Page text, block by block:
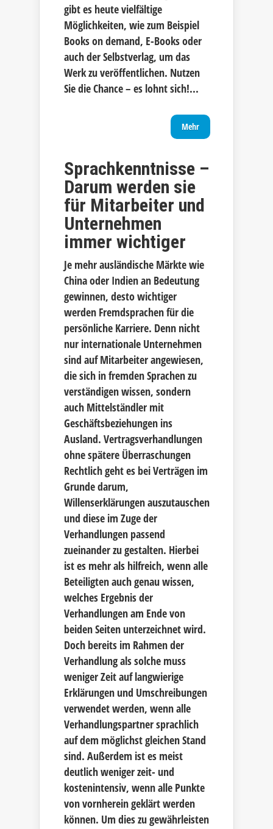
gibt es heute vielfältige
Möglichkeiten, wie zum Beispiel
Books on demand, E-Books oder
auch der Selbstverlag, um das
Werk zu veröffentlichen. Nutzen
Sie die Chance – es lohnt sich!...
Mehr
Sprachkenntnisse –
Darum werden sie
für Mitarbeiter und
Unternehmen
immer wichtiger
Je mehr ausländische Märkte wie
China oder Indien an Bedeutung
gewinnen, desto wichtiger
werden Fremdsprachen für die
persönliche Karriere. Denn nicht
nur internationale Unternehmen
sind auf Mitarbeiter angewiesen,
die sich in fremden Sprachen zu
verständigen wissen, sondern
auch Mittelständler mit
Geschäftsbeziehungen ins
Ausland. Vertragsverhandlungen
ohne spätere Überraschungen
Rechtlich geht es bei Verträgen im
Grunde darum,
Willenserklärungen auszutauschen
und diese im Zuge der
Verhandlungen passend
zueinander zu gestalten. Hierbei
ist es mehr als hilfreich, wenn alle
Beteiligten auch genau wissen,
welches Ergebnis der
Verhandlungen am Ende von
beiden Seiten unterzeichnet wird.
Doch bereits im Rahmen der
Verhandlung als solche muss
weniger Zeit auf langwierige
Erklärungen und Umschreibungen
verwendet werden, wenn alle
Verhandlungspartner sprachlich
auf dem möglichst gleichen Stand
sind. Außerdem ist es meist
deutlich weniger zeit- und
kostenintensiv, wenn alle Punkte
von vornherein geklärt werden
können. Um dies zu gewährleisten